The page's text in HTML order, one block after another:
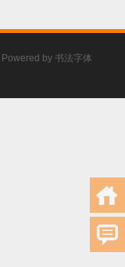
Powered by 书法字体